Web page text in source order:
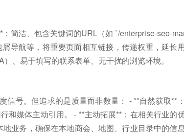
简洁、包含关键词的URL（如 `/enterprise-seo-
导航等，将重要页面相互链接，传递权重，延长
、易于填写的联系表单、无干扰的浏览环境。
信号。但追求的是质量而非数量： - **自然获取**：
和媒体主动引用。 - **主动拓展**：在相关行业的
业务，确保在本地商会、地图、行业目录中的信